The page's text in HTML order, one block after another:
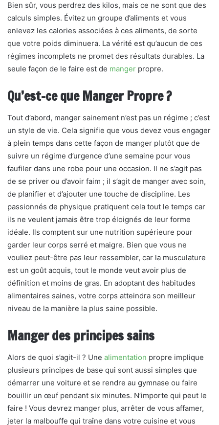
Bien sûr, vous perdrez des kilos, mais ce ne sont que des
calculs simples. Évitez un groupe d’aliments et vous
enlevez les calories associées à ces aliments, de sorte
que votre poids diminuera. La vérité est qu’aucun de ces
régimes incomplets ne promet des résultats durables. La
seule façon de le faire est de manger propre.
Qu’est-ce que Manger Propre ?
Tout d’abord, manger sainement n’est pas un régime ; c’est
un style de vie. Cela signifie que vous devez vous engager
à plein temps dans cette façon de manger plutôt que de
suivre un régime d’urgence d’une semaine pour vous
faufiler dans une robe pour une occasion. Il ne s’agit pas
de se priver ou d’avoir faim ; il s’agit de manger avec soin,
de planifier et d’ajouter une touche de discipline. Les
passionnés de physique pratiquent cela tout le temps car
ils ne veulent jamais être trop éloignés de leur forme
idéale. Ils comptent sur une nutrition supérieure pour
garder leur corps serré et maigre. Bien que vous ne
vouliez peut-être pas leur ressembler, car la musculature
est un goût acquis, tout le monde veut avoir plus de
définition et moins de gras. En adoptant des habitudes
alimentaires saines, votre corps atteindra son meilleur
niveau de la manière la plus saine possible.
Manger des principes sains
Alors de quoi s’agit-il ? Une alimentation propre implique
plusieurs principes de base qui sont aussi simples que
démarrer une voiture et se rendre au gymnase ou faire
bouillir un œuf pendant six minutes. N’importe qui peut le
faire ! Vous devrez manger plus, arrêter de vous affamer,
jeter la malbouffe qui traîne dans votre cuisine et vous